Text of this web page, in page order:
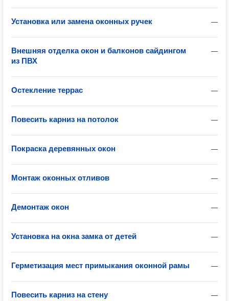
—
Установка или замена оконных ручек
—
Внешняя отделка окон и балконов сайдингом
из ПВХ
—
Остекление террас
—
Повесить карниз на потолок
—
Покраска деревянных окон
—
Монтаж оконных отливов
—
Демонтаж окон
—
Установка на окна замка от детей
—
Герметизация мест примыкания оконной рамы
—
Повесить карниз на стену